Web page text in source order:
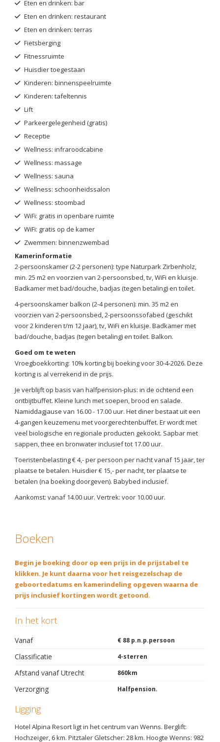
Eten en drinken: bar
Eten en drinken: restaurant
Eten en drinken: terras
Fietsberging
Fitnessruimte
Huisdier toegestaan
Kinderen: binnenspeelruimte
Kinderen: tafeltennis
Lift
Parkeergelegenheid (gratis)
Receptie
Wellness: infraroodcabine
Wellness: massage
Wellness: sauna
Wellness: schoonheidssalon
Wellness: stoombad
WiFi: gratis in openbare ruimte
WiFi: gratis op de kamer
Zwemmen: binnenzwembad
Kamerinformatie
2-persoonskamer (2-2 personen): type Naturpark Zirbenholz,
min. 25 m2 en voorzien van 2-persoonsbed, tv, WiFi en kluisje.
Badkamer met bad/douche, badjas (tegen betaling) en toilet.
4-persoonskamer balkon (2-4 personen): min. 35 m2 en
voorzien van 2-persoonsbed, 2-persoonssofabed (geschikt
voor 2 kinderen t/m 12 jaar), tv, WiFi en kluisje. Badkamer met
bad/douche, badjas (tegen betaling) en toilet. Balkon.
Goed om te weten
Vroegboekkorting: 10% korting bij boeking voor 30-4-2026. Deze
korting is al verrekend in de prijs.
Je verblijft op basis van halfpension-plus: in de ochtend een
ontbijtbuffet. Kleine lunch met soepen, brood en salade.
Namiddagjause van 16.00 - 17.00 uur. Het diner bestaat uit een
4-gangen keuzemenu met voorgerechtenbuffet. Er wordt met
veel biologische en regionale producten gekookt. Sapbar met
sappen, thee en bronwater inclusief tot 17.00 uur.
Toeristenbelasting € 4,- per persoon per nacht vanaf 15 jaar, ter
plaatse te betalen. Huisdier € 15,- per nacht, ter plaatse te
betalen (na boeking doorgeven). Babybed inclusief.
Aankomst: vanaf 14.00 uur. Vertrek: voor 10.00 uur.
Boeken
Begin je boeking door op een prijs in de prijstabel te
klikken. Je kunt daarna voor het reisgezelschap de
geboortedatums en kamerindeling opgeven waarna de
prijs inclusief kortingen wordt getoond.
In het kort
Vanaf € 88 p.n.p.persoon
Classificatie 4-sterren
Afstand vanaf Utrecht 860km
Verzorging Halfpension.
Ligging
Hotel Alpina Resort ligt in het centrum van Wenns. Berglift:
Hochzeiger, 6 km. Pitztaler Gletscher: 28 km. Hoogte Wenns: 982